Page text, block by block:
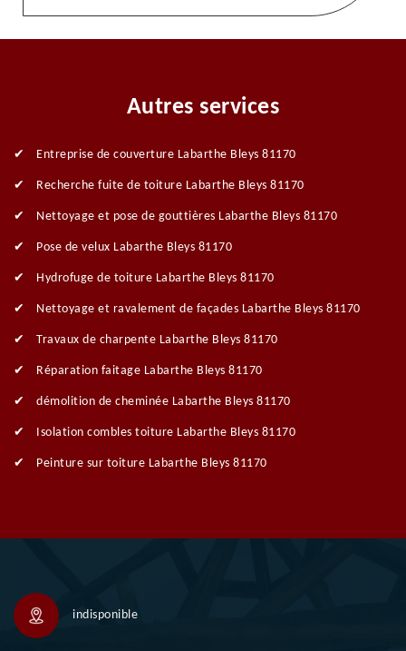
Autres services
Entreprise de couverture Labarthe Bleys 81170
Recherche fuite de toiture Labarthe Bleys 81170
Nettoyage et pose de gouttières Labarthe Bleys 81170
Pose de velux Labarthe Bleys 81170
Hydrofuge de toiture Labarthe Bleys 81170
Nettoyage et ravalement de façades Labarthe Bleys 81170
Travaux de charpente Labarthe Bleys 81170
Réparation faitage Labarthe Bleys 81170
démolition de cheminée Labarthe Bleys 81170
Isolation combles toiture Labarthe Bleys 81170
Peinture sur toiture Labarthe Bleys 81170
indisponible